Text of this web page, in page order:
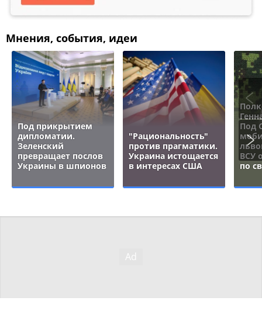
Мнения, события, идеи
Под прикрытием
дипломатии.
Зеленский
превращает послов
Украины в шпионов
"Рациональность"
против прагматики.
Украина истощается
в интересах США
Под
ВСУ
по